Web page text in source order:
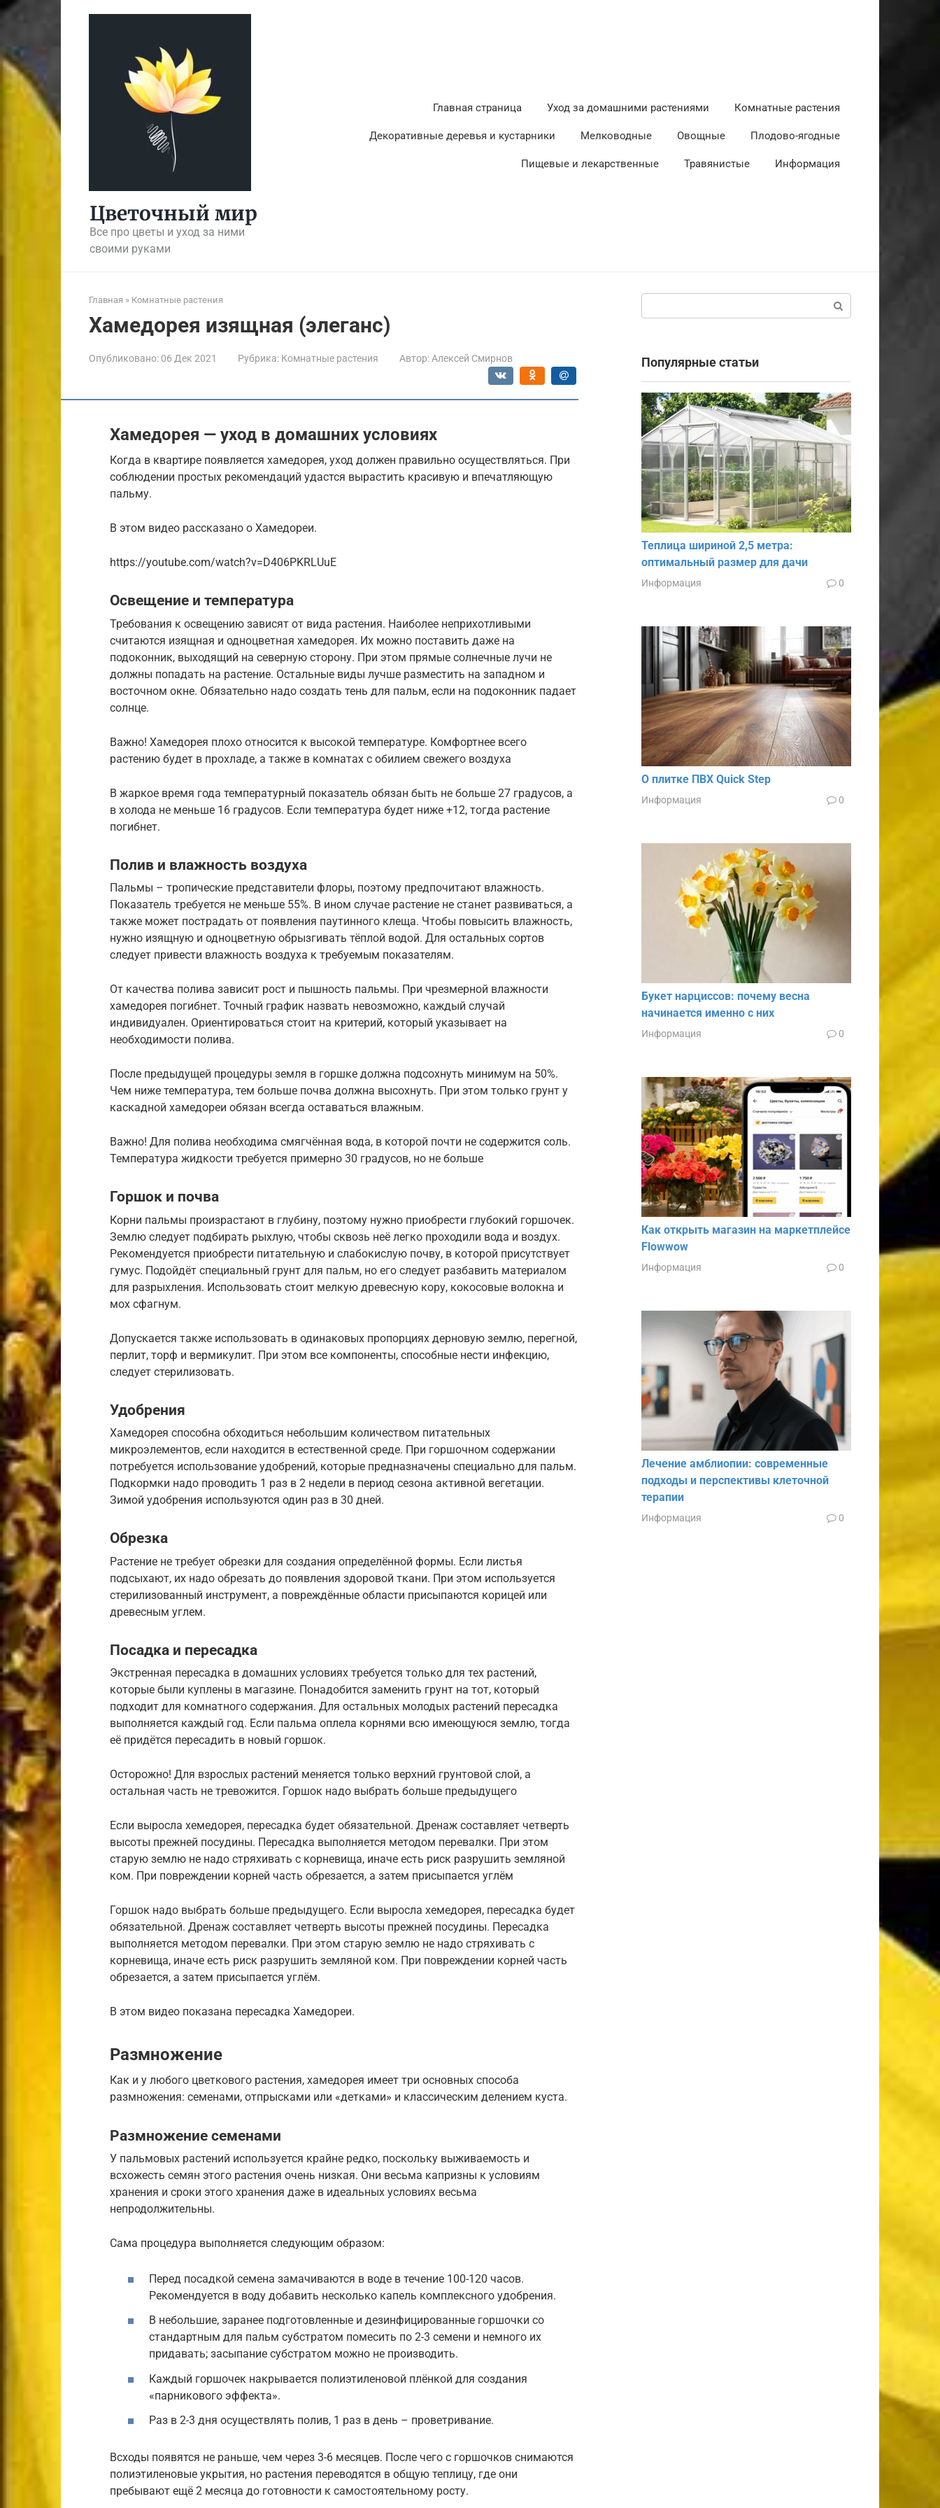
Перейти
Цветочный мир
Все про цветы и уход за ними
своими руками
Главная страница Уход за домашними растениями Комнатные растения
Декоративные деревья и кустарники Мелководные Овощные Плодово-ягодные
Пищевые и лекарственные Травянистые Информация
Главная » Комнатные растения
Хамедорея изящная (элеганс)
Опубликовано: 06 Дек 2021 Рубрика: Комнатные растения Автор: Алексей Смирнов
Хамедорея — уход в домашних условиях
Когда в квартире появляется хамедорея, уход должен правильно осуществляться. При
соблюдении простых рекомендаций удастся вырастить красивую и впечатляющую
пальму.
В этом видео рассказано о Хамедореи.
https://youtube.com/watch?v=D406PKRLUuE
Освещение и температура
Требования к освещению зависят от вида растения. Наиболее неприхотливыми
считаются изящная и одноцветная хамедорея. Их можно поставить даже на
подоконник, выходящий на северную сторону. При этом прямые солнечные лучи не
должны попадать на растение. Остальные виды лучше разместить на западном и
восточном окне. Обязательно надо создать тень для пальм, если на подоконник падает
солнце.
Важно! Хамедорея плохо относится к высокой температуре. Комфортнее всего
растению будет в прохладе, а также в комнатах с обилием свежего воздуха
В жаркое время года температурный показатель обязан быть не больше 27 градусов, а
в холода не меньше 16 градусов. Если температура будет ниже +12, тогда растение
погибнет.
Полив и влажность воздуха
Пальмы – тропические представители флоры, поэтому предпочитают влажность.
Показатель требуется не меньше 55%. В ином случае растение не станет развиваться, а
также может пострадать от появления паутинного клеща. Чтобы повысить влажность,
нужно изящную и одноцветную обрызгивать тёплой водой. Для остальных сортов
следует привести влажность воздуха к требуемым показателям.
От качества полива зависит рост и пышность пальмы. При чрезмерной влажности
хамедорея погибнет. Точный график назвать невозможно, каждый случай
индивидуален. Ориентироваться стоит на критерий, который указывает на
необходимости полива.
После предыдущей процедуры земля в горшке должна подсохнуть минимум на 50%.
Чем ниже температура, тем больше почва должна высохнуть. При этом только грунт у
каскадной хамедореи обязан всегда оставаться влажным.
Важно! Для полива необходима смягчённая вода, в которой почти не содержится соль.
Температура жидкости требуется примерно 30 градусов, но не больше
Горшок и почва
Корни пальмы произрастают в глубину, поэтому нужно приобрести глубокий горшочек.
Землю следует подбирать рыхлую, чтобы сквозь неё легко проходили вода и воздух.
Рекомендуется приобрести питательную и слабокислую почву, в которой присутствует
гумус. Подойдёт специальный грунт для пальм, но его следует разбавить материалом
для разрыхления. Использовать стоит мелкую древесную кору, кокосовые волокна и
мох сфагнум.
Допускается также использовать в одинаковых пропорциях дерновую землю, перегной,
перлит, торф и вермикулит. При этом все компоненты, способные нести инфекцию,
следует стерилизовать.
Удобрения
Хамедорея способна обходиться небольшим количеством питательных
микроэлементов, если находится в естественной среде. При горшочном содержании
потребуется использование удобрений, которые предназначены специально для пальм.
Подкормки надо проводить 1 раз в 2 недели в период сезона активной вегетации.
Зимой удобрения используются один раз в 30 дней.
Обрезка
Растение не требует обрезки для создания определённой формы. Если листья
подсыхают, их надо обрезать до появления здоровой ткани. При этом используется
стерилизованный инструмент, а повреждённые области присыпаются корицей или
древесным углем.
Посадка и пересадка
Экстренная пересадка в домашних условиях требуется только для тех растений,
которые были куплены в магазине. Понадобится заменить грунт на тот, который
подходит для комнатного содержания. Для остальных молодых растений пересадка
выполняется каждый год. Если пальма оплела корнями всю имеющуюся землю, тогда
её придётся пересадить в новый горшок.
Осторожно! Для взрослых растений меняется только верхний грунтовой слой, а
остальная часть не тревожится. Горшок надо выбрать больше предыдущего
Если выросла хемедорея, пересадка будет обязательной. Дренаж составляет четверть
высоты прежней посудины. Пересадка выполняется методом перевалки. При этом
старую землю не надо стряхивать с корневища, иначе есть риск разрушить земляной
ком. При повреждении корней часть обрезается, а затем присыпается углём
Горшок надо выбрать больше предыдущего. Если выросла хемедорея, пересадка будет
обязательной. Дренаж составляет четверть высоты прежней посудины. Пересадка
выполняется методом перевалки. При этом старую землю не надо стряхивать с
корневища, иначе есть риск разрушить земляной ком. При повреждении корней часть
обрезается, а затем присыпается углём.
В этом видео показана пересадка Хамедореи.
Размножение
Как и у любого цветкового растения, хамедорея имеет три основных способа
размножения: семенами, отпрысками или «детками» и классическим делением куста.
Размножение семенами
У пальмовых растений используется крайне редко, поскольку выживаемость и
всхожесть семян этого растения очень низкая. Они весьма капризны к условиям
хранения и сроки этого хранения даже в идеальных условиях весьма
непродолжительны.
Сама процедура выполняется следующим образом:
Перед посадкой семена замачиваются в воде в течение 100-120 часов.
Рекомендуется в воду добавить несколько капель комплексного удобрения.
В небольшие, заранее подготовленные и дезинфицированные горшочки со
стандартным для пальм субстратом помесить по 2-3 семени и немного их
придавать; засыпание субстратом можно не производить.
Каждый горшочек накрывается полиэтиленовой плёнкой для создания
«парникового эффекта».
Раз в 2-3 дня осуществлять полив, 1 раз в день – проветривание.
Всходы появятся не раньше, чем через 3-6 месяцев. После чего с горшочков снимаются
полиэтиленовые укрытия, но растения переводятся в общую теплицу, где они
пребывают ещё 2 месяца до готовности к самостоятельному росту.
Популярные статьи
Теплица шириной 2,5 метра:
оптимальный размер для дачи
Информация 0
О плитке ПВХ Quick Step
Информация 0
Букет нарциссов: почему весна
начинается именно с них
Информация 0
Как открыть магазин на маркетплейсе
Flowwow
Информация 0
Лечение амблиопии: современные
подходы и перспективы клеточной
терапии
Информация 0